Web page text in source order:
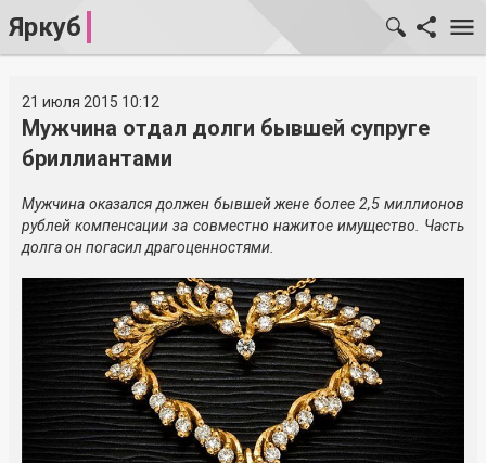
Яркуб
21 июля 2015 10:12
Мужчина отдал долги бывшей супруге
бриллиантами
Мужчина оказался должен бывшей жене более 2,5 миллионов
рублей компенсации за совместно нажитое имущество. Часть
долга он погасил драгоценностями.